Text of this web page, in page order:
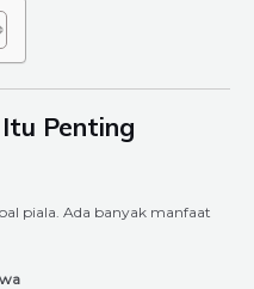
Penting
piala. Ada banyak manfaat